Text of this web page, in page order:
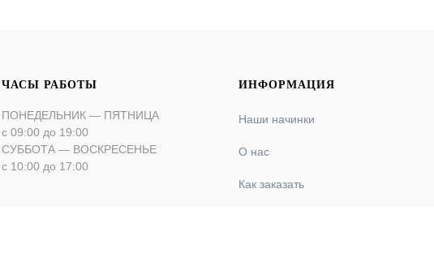
ЧАСЫ РАБОТЫ
ПОНЕДЕЛЬНИК — ПЯТНИЦА
с 09:00 до 19:00
СУББОТА — ВОСКРЕСЕНЬЕ
с 10:00 до 17:00
ИНФОРМАЦИЯ
Наши начинки
О нас
Как заказать